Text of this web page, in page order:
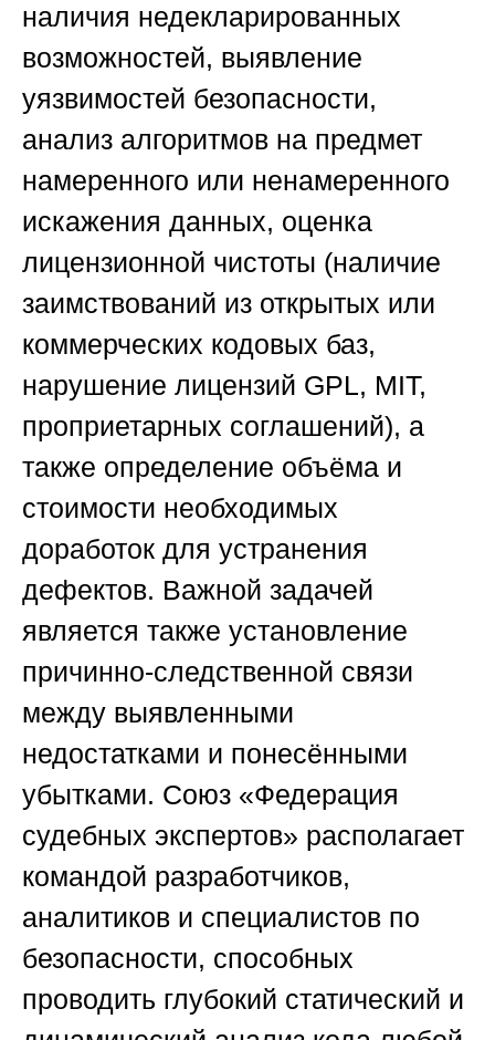
наличия недекларированных
возможностей, выявление
уязвимостей безопасности,
анализ алгоритмов на предмет
намеренного или ненамеренного
искажения данных, оценка
лицензионной чистоты (наличие
заимствований из открытых или
коммерческих кодовых баз,
нарушение лицензий GPL, MIT,
проприетарных соглашений), а
также определение объёма и
стоимости необходимых
доработок для устранения
дефектов. Важной задачей
является также установление
причинно-следственной связи
между выявленными
недостатками и понесёнными
убытками. Союз «Федерация
судебных экспертов» располагает
командой разработчиков,
аналитиков и специалистов по
безопасности, способных
проводить глубокий статический и